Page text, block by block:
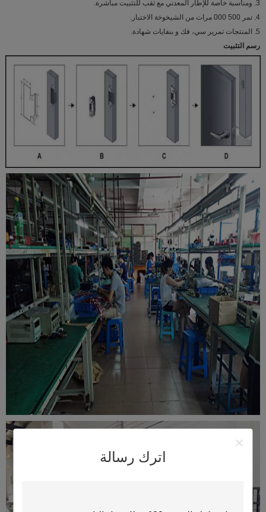
اترك رسالة
3. ومناسبة خاصة للإطار المعدني مع ثقب للتثبيت مباشرة.
4. تمر 500 000 مرات من الشيخوخة الاختبار.
5. المنتجات تمرير سي، فك و بنفايات شهادة.
رسم التثبيت